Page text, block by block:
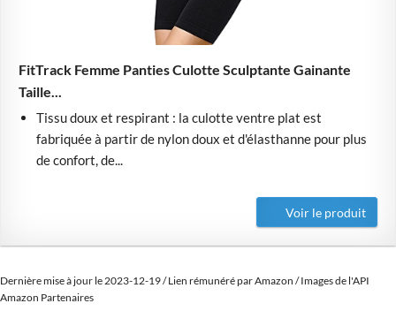
FitTrack Femme Panties Culotte Sculptante Gainante
Taille...
Tissu doux et respirant : la culotte ventre plat est
fabriquée à partir de nylon doux et d'élasthanne pour plus
de confort, de...
Voir le produit
Dernière mise à jour le 2023-12-19 / Lien rémunéré par Amazon / Images de l'API
Amazon Partenaires